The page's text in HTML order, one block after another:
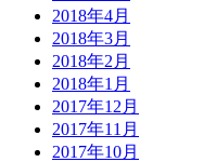
2018年4月
2018年3月
2018年2月
2018年1月
2017年12月
2017年11月
2017年10月